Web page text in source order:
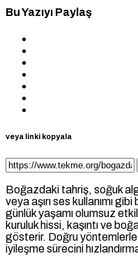
Bu Yazıyı Paylaş
veya linki kopyala
Boğazdaki tahriş, soğuk
veya aşırı ses kullanımı
günlük yaşamı olumsuz
kuruluk hissi, kaşıntı ve
gösterir. Doğru
iyileşme sürecini